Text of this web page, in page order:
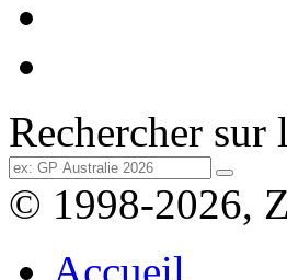
Rechercher sur
© 1998-2026,